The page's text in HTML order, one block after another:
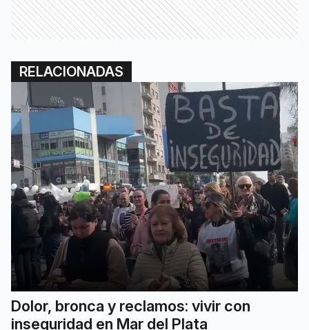
RELACIONADAS
Dolor, bronca y reclamos: vivir con
inseguridad en Mar del Plata